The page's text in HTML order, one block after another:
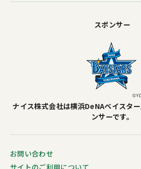
スポンサー
ナイス株式会社は横浜DeNAベイスタ
ンサーです。
お問い合わせ
サイトのご利用について